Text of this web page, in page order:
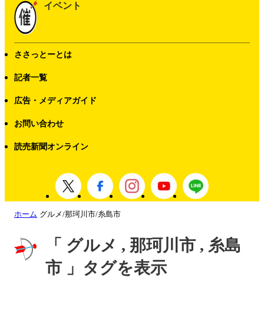
イベント
ささっとーとは
記者一覧
広告・メディアガイド
お問い合わせ
読売新聞オンライン
ホーム グルメ/那珂川市/糸島市
「 グルメ , 那珂川市 , 糸島
市 」タグを表示